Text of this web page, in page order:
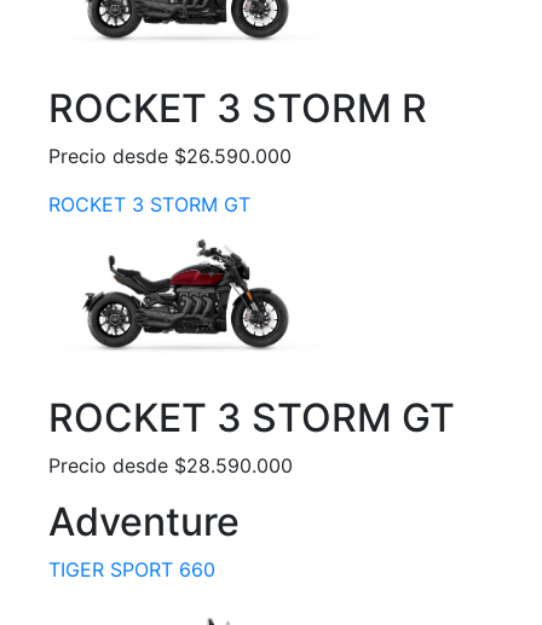
ROCKET 3 STORM R
Precio desde $26.590.000
ROCKET 3 STORM GT
ROCKET 3 STORM GT
Precio desde $28.590.000
Adventure
TIGER SPORT 660